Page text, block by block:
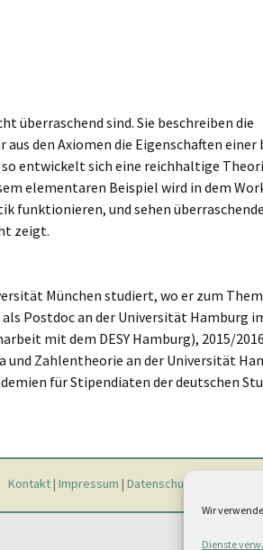
Wir
Dienste
überraschend sind. Sie beschreiben die
den Axiomen die Eigenschaften
entwickelt sich eine reichhaltige
elementaren Beispiel wird in dem
funktionieren, und sehen
zeigt.
München studiert, wo er zum
Postdoc an der Universität Hamburg
mit dem DESY Hamburg), 2015/
Zahlentheorie an der Universität
für Stipendiaten der deutschen
Kontakt| Impressum | Datenschutz